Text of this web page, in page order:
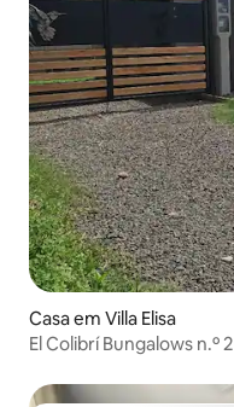
Casa em Villa Elisa
El Colibrí Bungalows n.º 2